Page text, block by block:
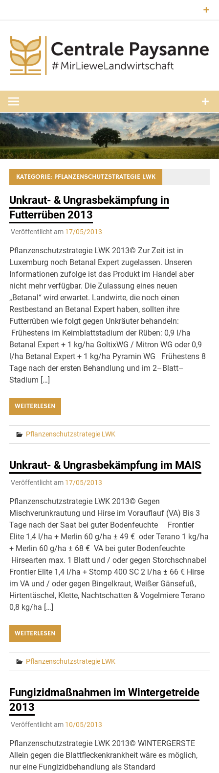
KATEGORIE: PFLANZENSCHUTZSTRATEGIE LWK
Unkraut- & Ungrasbekämpfung in
Futterrüben 2013
Veröffentlicht am 17/05/2013
Pflanzenschutzstrategie LWK 2013© Zur Zeit ist in
Luxemburg noch Betanal Expert zugelassen. Unseren
Informationen zufolge ist das Produkt im Handel aber
nicht mehr verfügbar. Die Zulassung eines neuen
„Betanal“ wird erwartet. Landwirte, die noch einen
Restbestand an Betanal Expert haben, sollten ihre
Futterrüben wie folgt gegen Unkräuter behandeln:
Frühestens im Keimblattstadium der Rüben: 0,9 l/ha
Betanal Expert + 1 kg/ha GoltixWG / Mitron WG oder 0,9
l/ha Betanal Expert + 1 kg/ha Pyramin WG Frühestens 8
Tage nach der ersten Behandlung und im 2–Blatt–
Stadium […]
WEITERLESEN
Pflanzenschutzstrategie LWK
Unkraut- & Ungrasbekämpfung im MAIS
Veröffentlicht am 17/05/2013
Pflanzenschutzstrategie LWK 2013© Gegen
Mischverunkrautung und Hirse im Vorauflauf (VA) Bis 3
Tage nach der Saat bei guter Bodenfeuchte Frontier
Elite 1,4 l/ha + Merlin 60 g/ha ± 49 € oder Terano 1 kg/ha
+ Merlin 60 g/ha ± 68 € VA bei guter Bodenfeuchte
Hirsearten max. 1 Blatt und / oder gegen Storchschnabel
Frontier Elite 1,4 l/ha + Stomp 400 SC 2 l/ha ± 66 € Hirse
im VA und / oder gegen Bingelkraut, Weißer Gänsefuß,
Hirtentäschel, Klette, Nachtschatten & Vogelmiere Terano
0,8 kg/ha […]
WEITERLESEN
Pflanzenschutzstrategie LWK
Fungizidmaßnahmen im Wintergetreide
2013
Veröffentlicht am 10/05/2013
Pflanzenschutzstrategie LWK 2013© WINTERGERSTE
Allein gegen die Blattfleckenkrankheit wäre es möglich,
nur eine Fungizidbehandlung als Standard